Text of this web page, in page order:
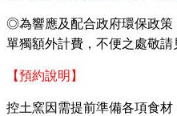
◎為響應及配合政府環保政策
單獨額外計費，不便之處敬請
【預約說明】
控土窯因需提前準備各項食